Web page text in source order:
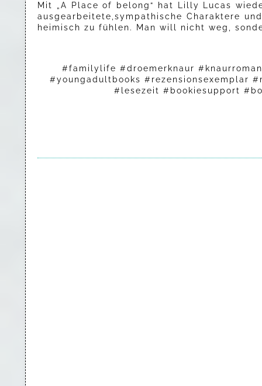
Mit „A Place of belong“ hat Lilly Lucas
ausgearbeitete,sympathische Charaktere
heimisch zu fühlen. Man will nicht weg,
#familylife #droemerknaur
#youngadultbooks #rezensionsexemplar
#lesezeit #bookiesupport